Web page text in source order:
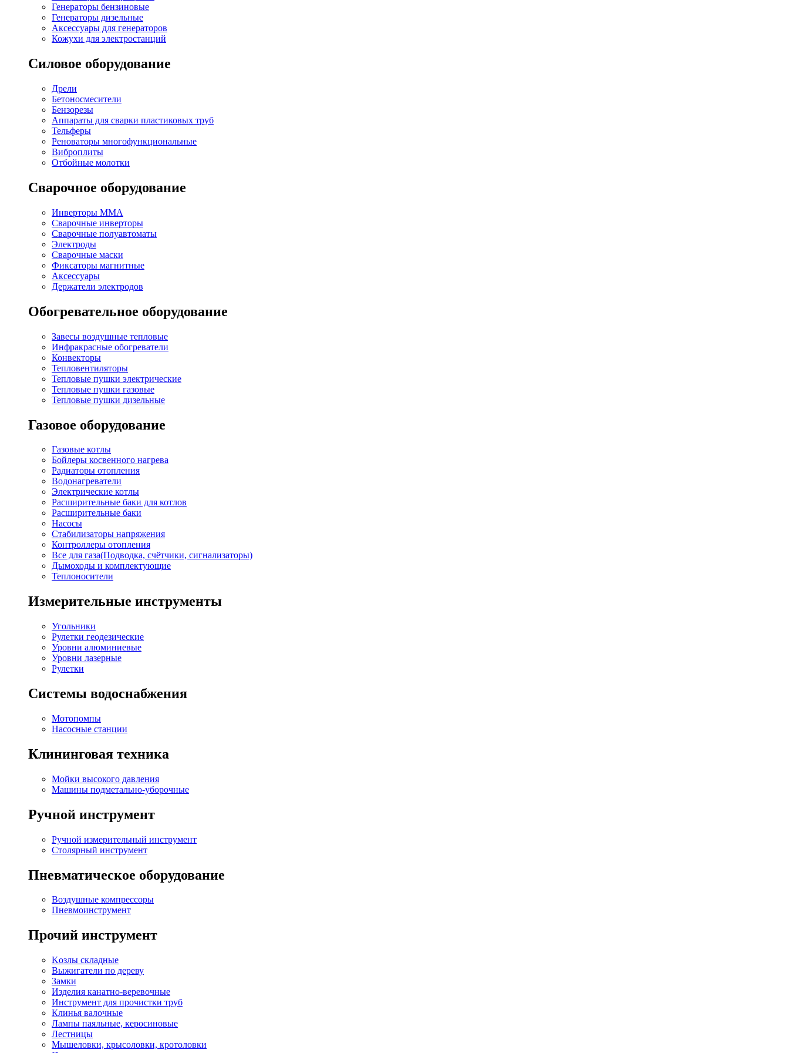
Генераторы бензиновые
Генераторы дизельные
Аксессуары для генераторов
Кожухи для электростанций
Силовое оборудование
Дрели
Бетоносмесители
Бензорезы
Аппараты для сварки пластиковых труб
Тельферы
Реноваторы многофункциональные
Виброплиты
Отбойные молотки
Сварочное оборудование
Инверторы MMA
Сварочные инверторы
Сварочные полуавтоматы
Электроды
Сварочные маски
Фиксаторы магнитные
Аксессуары
Держатели электродов
Обогревательное оборудование
Завесы воздушные тепловые
Инфракрасные обогреватели
Конвекторы
Тепловентиляторы
Тепловые пушки электрические
Тепловые пушки газовые
Тепловые пушки дизельные
Газовое оборудование
Газовые котлы
Бойлеры косвенного нагрева
Радиаторы отопления
Водонагреватели
Электрические котлы
Расширительные баки для котлов
Расширительные баки
Насосы
Стабилизаторы напряжения
Контроллеры отопления
Все для газа(Подводка, счётчики, сигнализаторы)
Дымоходы и комплектующие
Теплоносители
Измерительные инструменты
Угольники
Рулетки геодезические
Уровни алюминиевые
Уровни лазерные
Рулетки
Системы водоснабжения
Мотопомпы
Насосные станции
Клининговая техника
Мойки высокого давления
Машины подметально-уборочные
Ручной инструмент
Ручной измерительный инструмент
Столярный инструмент
Пневматическое оборудование
Воздушные компрессоры
Пневмоинструмент
Прочий инструмент
Kозлы складные
Выжигатели по дереву
Замки
Изделия канатно-веревочные
Инструмент для прочистки труб
Клинья валочные
Лампы паяльные, керосиновые
Лестницы
Мышеловки, крысоловки, кротоловки